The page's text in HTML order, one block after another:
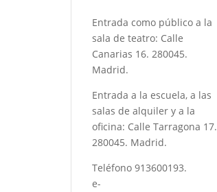
Entrada como público a la
sala de teatro: Calle
Canarias 16. 280045.
Madrid.
Entrada a la escuela, a las
salas de alquiler y a la
oficina: Calle Tarragona 17.
280045. Madrid.
Teléfono913600193.
e-